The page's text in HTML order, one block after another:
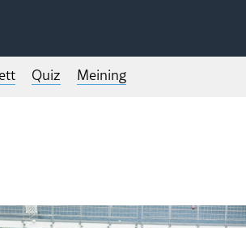
Quiz Meining